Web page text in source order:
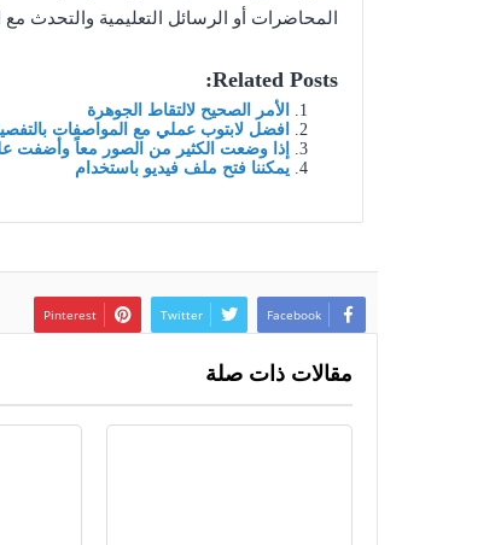
المحاضرات أو الرسائل التعليمية والتحدث
Related Posts:
الأمر الصحيح لالتقاط الجوهرة
افضل لابتوب عملي مع المواصفات
إذا وضعت الكثير من الصور معاً وأضفت
يمكننا فتح ملف فيديو باستخدام
Facebook
Twitter
Pinterest
مقالات ذات صلة